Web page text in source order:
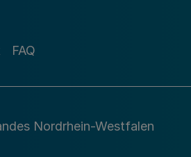
FAQ
Nordrhein-Westfalen